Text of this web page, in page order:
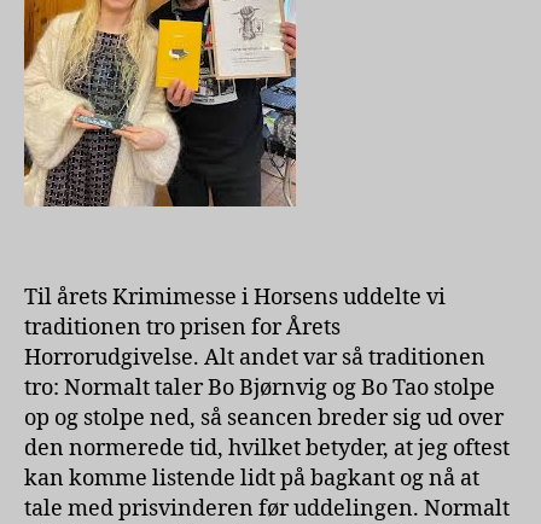
Til årets Krimimesse i Horsens uddelte vi
traditionen tro prisen for Årets
Horrorudgivelse. Alt andet var så traditionen
tro: Normalt taler Bo Bjørnvig og Bo Tao stolpe
op og stolpe ned, så seancen breder sig ud over
den normerede tid, hvilket betyder, at jeg oftest
kan komme listende lidt på bagkant og nå at
tale med prisvinderen før uddelingen. Normalt